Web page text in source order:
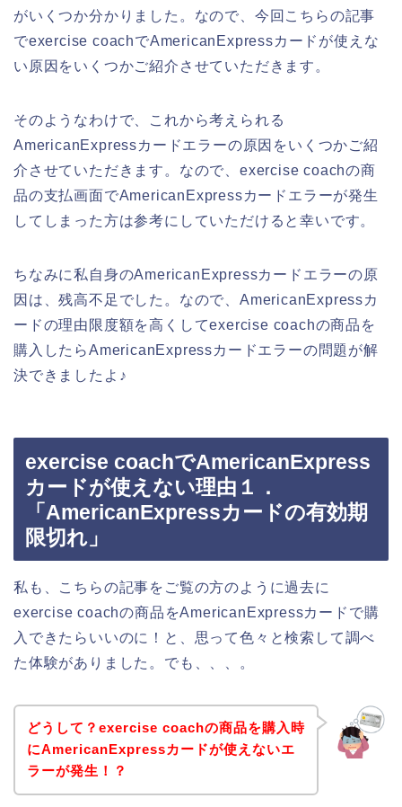
がいくつか分かりました。なので、今回こちらの記事
でexercise coachでAmericanExpressカードが使えな
い原因をいくつかご紹介させていただきます。
そのようなわけで、これから考えられる
AmericanExpressカードエラーの原因をいくつかご紹
介させていただきます。なので、exercise coachの商
品の支払画面でAmericanExpressカードエラーが発生
してしまった方は参考にしていただけると幸いです。
ちなみに私自身のAmericanExpressカードエラーの原
因は、残高不足でした。なので、AmericanExpressカ
ードの理由限度額を高くしてexercise coachの商品を
購入したらAmericanExpressカードエラーの問題が解
決できましたよ♪
exercise coachでAmericanExpress
カードが使えない理由１．
「AmericanExpressカードの有効期
限切れ」
私も、こちらの記事をご覧の方のように過去に
exercise coachの商品をAmericanExpressカードで購
入できたらいいのに！と、思って色々と検索して調べ
た体験がありました。でも、、、。
どうして？exercise coachの商品を購入時
にAmericanExpressカードが使えないエ
ラーが発生！？